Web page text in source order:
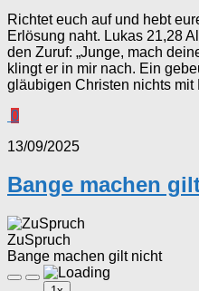
Richtet euch auf und hebt
Erlösung naht. Lukas 21,28
den Zuruf: „Junge, mach
klingt er in mir nach. Ein
gläubigen Christen nichts mit
0
13/09/2025
Bange machen
ZuSpruch
Bange machen gilt nicht
PlayPause